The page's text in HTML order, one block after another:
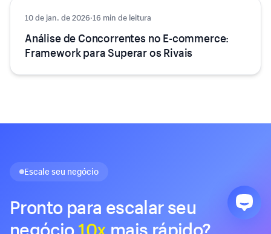
Crescimento
10 de jan. de 2026·16 min de leitura
Análise de Concorrentes no E-commerce:
Framework para Superar os Rivais
Escale seu negócio
Pronto para escalar seu
negócio10x mais rápido?